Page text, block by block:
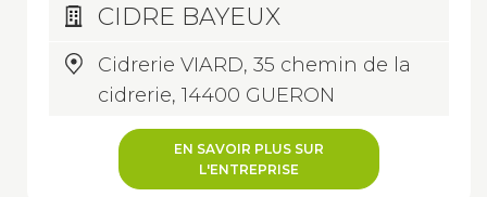
CIDRE BAYEUX
Cidrerie VIARD, 35 chemin de la
cidrerie, 14400 GUERON
EN SAVOIR PLUS SUR
L'ENTREPRISE